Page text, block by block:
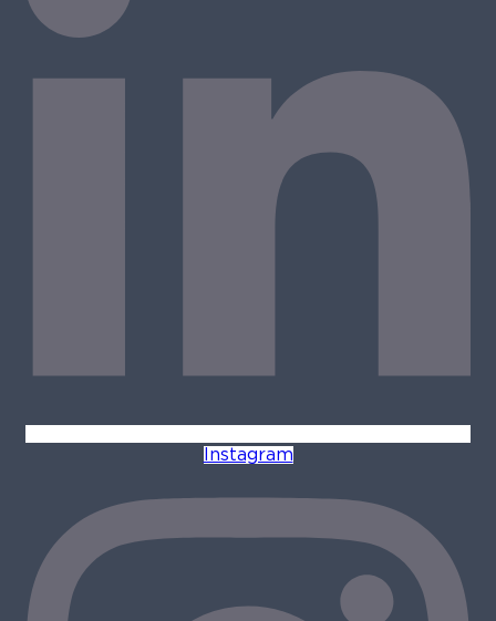
Instagram